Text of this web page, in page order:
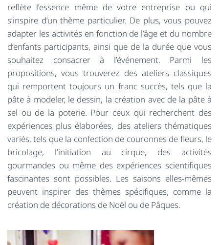
reflète l’essence même de votre entreprise ou qui
s’inspire d’un thème particulier. De plus, vous pouvez
adapter les activités en fonction de l’âge et du nombre
d’enfants participants, ainsi que de la durée que vous
souhaitez consacrer à l’événement. Parmi les
propositions, vous trouverez des ateliers classiques
qui remportent toujours un franc succès, tels que la
pâte à modeler, le dessin, la création avec de la pâte à
sel ou de la poterie. Pour ceux qui recherchent des
expériences plus élaborées, des ateliers thématiques
variés, tels que la confection de couronnes de fleurs, le
bricolage, l’initiation au cirque, des activités
gourmandes ou même des expériences scientifiques
fascinantes sont possibles. Les saisons elles-mêmes
peuvent inspirer des thèmes spécifiques, comme la
création de décorations de Noël ou de Pâques.